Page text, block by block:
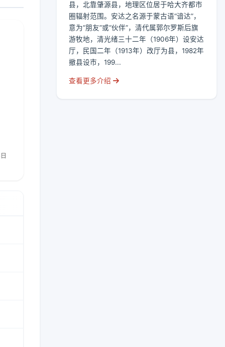
县，北靠肇源县，地理区位居于哈大齐都市
圈辐射范围。安达之名源于蒙古语“谙达”，
意为“朋友”或“伙伴”，清代属郭尔罗斯后旗
游牧地，清光绪三十二年（1906年）设安达
厅，民国二年（1913年）改厅为县，1982年
撤县设市，199...
查看更多介绍